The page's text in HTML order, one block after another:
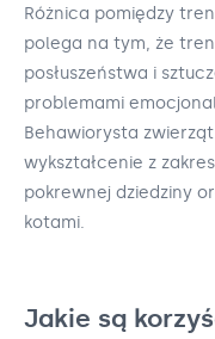
Różnica pomiędzy
polega na tym, że
posłuszeństwa i
problemami
Behawiorysta
wykształcenie z
pokrewnej dziedziny
kotami.
Jakie są